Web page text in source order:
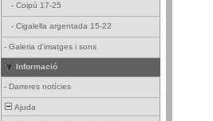
- Coipú 17-25
- Cigalella argentada 15-22
- Galeria d'imatges i sons
Informació
- Darreres notícies
Ajuda